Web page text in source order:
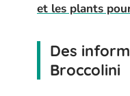
et les plants
Des
Broccolini